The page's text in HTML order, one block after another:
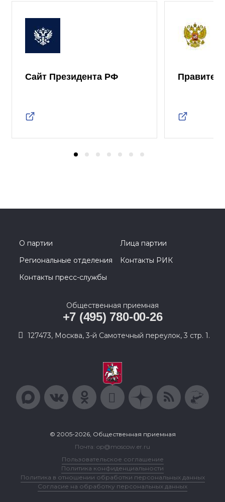
Сайт Президента РФ
О партии
Лица партии
Региональные отделения
Контакты РИК
Контакты пресс-службы
Общественная приемная
+7 (495) 780-00-26
127473, Москва, 3-й Самотечный переулок, 3 стр. 1.
© 2005-2026, Общественная приемная
Почта: op@moscow.er.ru
Пользовательское соглашение
Политика конфиденциальности
Политика в отношении обработки персональных данных
Согласие на обработку персональных данных